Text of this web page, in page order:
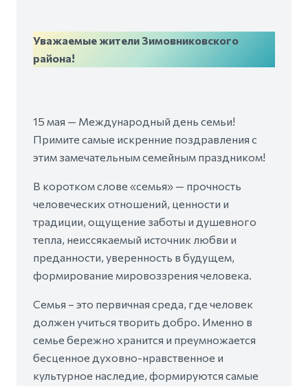
Уважаемые жители Зимовниковского
района!
15 мая — Международный день семьи!
Примите самые искренние поздравления с
этим замечательным семейным праздником!
В коротком слове «семья» — прочность
человеческих отношений, ценности и
традиции, ощущение заботы и душевного
тепла, неиссякаемый источник любви и
преданности, уверенность в будущем,
формирование мировоззрения человека.
Семья – это первичная среда, где человек
должен учиться творить добро. Именно в
семье бережно хранится и преумножается
бесценное духовно-нравственное и
культурное наследие, формируются самые